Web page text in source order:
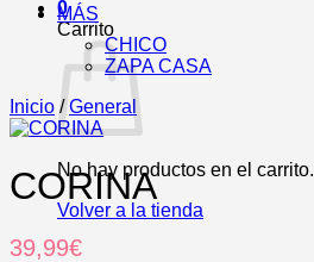
0
Carrito
No hay productos en el carrito.
Volver a la tienda
MÁS
CHICO
ZAPA CASA
Inicio / General
CORINA
39,99€